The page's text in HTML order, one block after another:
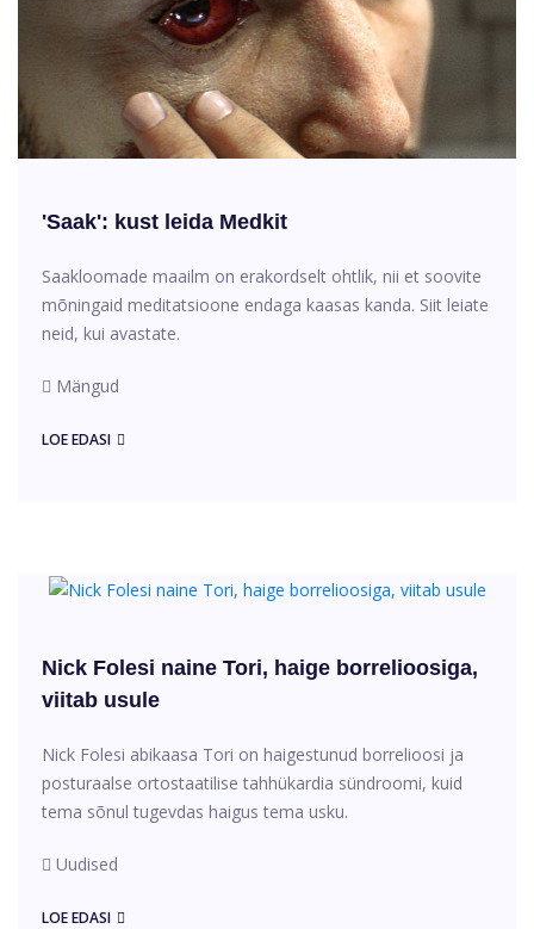
'Saak': kust leida Medkit
Saakloomade maailm on erakordselt ohtlik, nii et soovite
mõningaid meditatsioone endaga kaasas kanda. Siit leiate
neid, kui avastate.
Mängud
LOE EDASI
Nick Folesi naine Tori, haige borrelioosiga,
viitab usule
Nick Folesi abikaasa Tori on haigestunud borrelioosi ja
posturaalse ortostaatilise tahhükardia sündroomi, kuid
tema sõnul tugevdas haigus tema usku.
Uudised
LOE EDASI